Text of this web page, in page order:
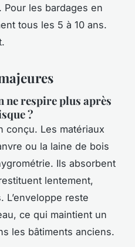
les bardages en
tous les 5 à 10 ans.
ne respire plus après
?
conçu. Les matériaux
ou la laine de bois
Ils absorbent
lentement,
L’enveloppe reste
ce qui maintient un
les bâtiments anciens.